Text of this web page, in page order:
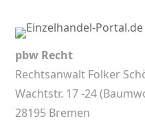
pbw Recht
Rechtsanwalt Folker
Wachtstr. 17 -24
28195 Bremen